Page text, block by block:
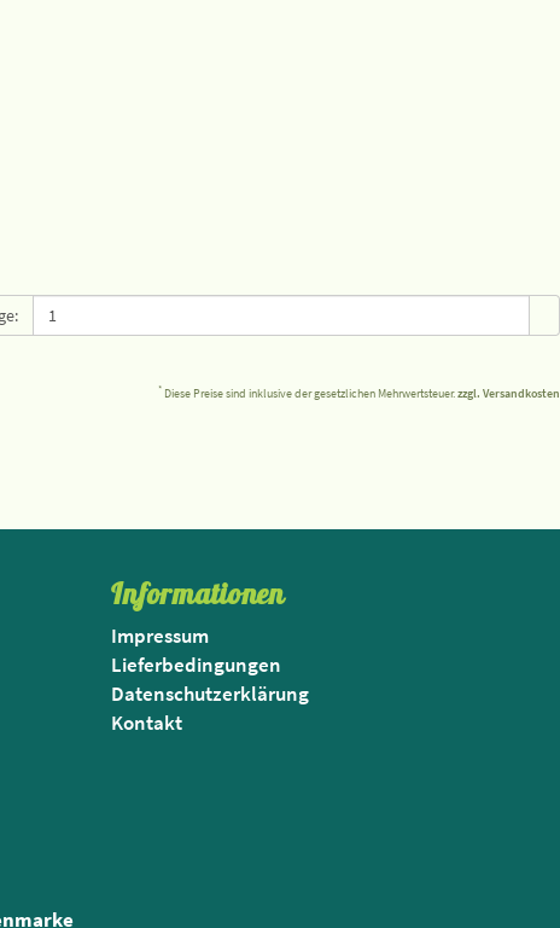
* Diese Preise sind inklusive der gesetzlichen Mehrwertsteuer.zzgl. Versandkosten
Informationen
Impressum
Lieferbedingungen
Datenschutzerklärung
Kontakt